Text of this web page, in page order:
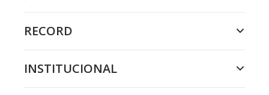
RECORD
INSTITUCIONAL